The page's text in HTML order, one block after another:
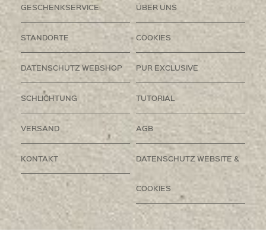
GESCHENKSERVICE ÜBER UNS
STANDORTE COOKIES
DATENSCHUTZ WEBSHOP PUR EXCLUSIVE
SCHLICHTUNG TUTORIAL
VERSAND AGB
KONTAKT DATENSCHUTZ WEBSITE &
COOKIES